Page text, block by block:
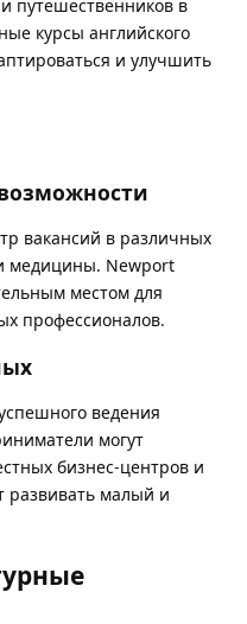
путешественников в
курсы английского
и улучшить
вакансий в различных
медицины. Newport
местом для
профессионалов.
ведения
могут
бизнес-центров и
развивать малый и